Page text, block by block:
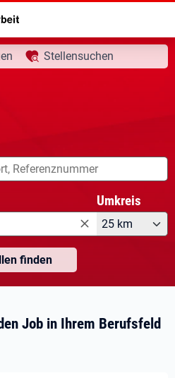
Stellensuchen
Umkreis
25 km
finden
Job in Ihrem Berufsfeld